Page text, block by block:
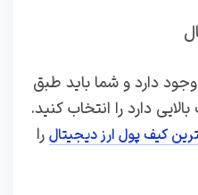
دارد و شما باید طبق
دارد را انتخاب کنید.
کیف پول ارز دیجیتال را